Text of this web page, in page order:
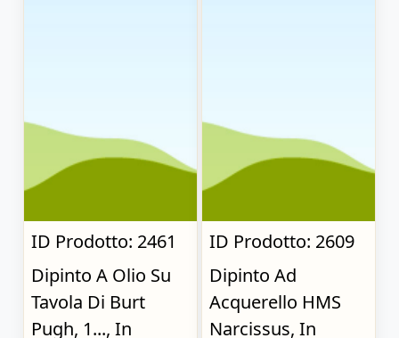
ID Prodotto: 2461
Dipinto A Olio Su
Tavola Di Burt
Pugh, 1..., In
ID Prodotto: 2609
Dipinto Ad
Acquerello HMS
Narcissus, In